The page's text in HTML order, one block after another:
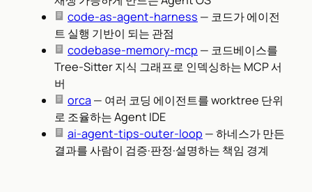
code-as-agent-harness — 코드가 에이전
트 실행 기반이 되는 관점
codebase-memory-mcp — 코드베이스를
Tree-Sitter 지식 그래프로 인덱싱하는 MCP 서
버
orca — 여러 코딩 에이전트를 worktree 단위
로 조율하는 Agent IDE
ai-agent-tips-outer-loop — 하네스가 만든
결과를 사람이 검증·판정·설명하는 책임 경계